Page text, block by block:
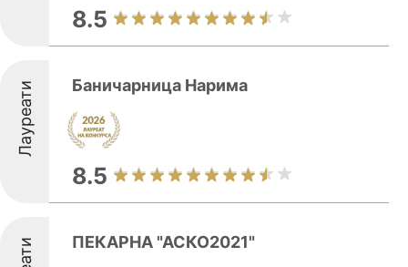
8.5
Лауреати Баничарница Нарима
8.5
ПЕКАРНА "АСКО2021"